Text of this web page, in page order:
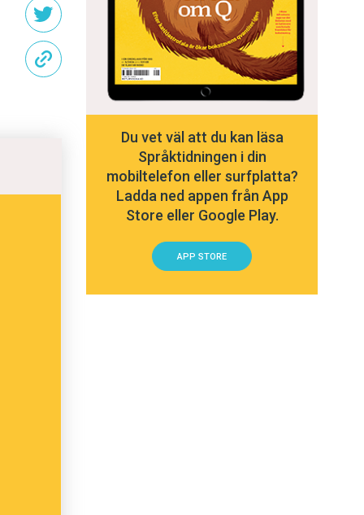
Du vet väl att du kan läsa
Språktidningen i din
mobiltelefon eller surfplatta?
Ladda ned appen från App
Store eller Google Play.
APP STORE